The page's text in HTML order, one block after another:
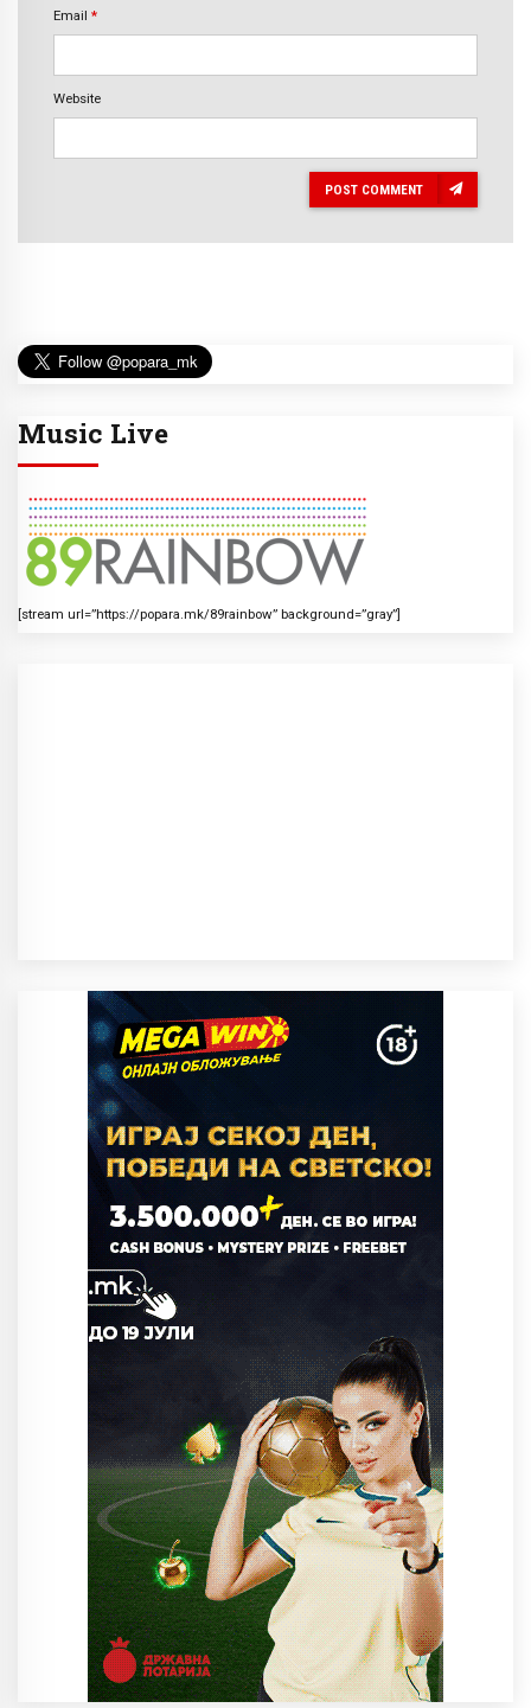
Email *
Website
POST COMMENT
Music Live
[stream url=”https://popara.mk/89rainbow” background=”gray”]